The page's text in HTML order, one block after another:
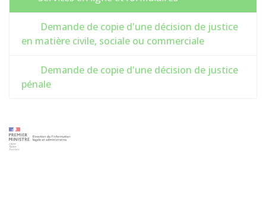
Demande de copie d'une décision de justice
en matière civile, sociale ou commerciale
Demande de copie d'une décision de justice
pénale